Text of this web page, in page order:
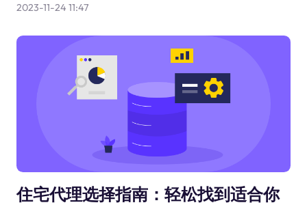
2023-11-24 11:47
住宅代理选择指南：轻松找到适合你